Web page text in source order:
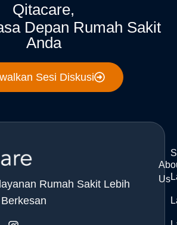
Qitacare,
Depan Rumah Sakit
Anda
Sesi Diskusi
Rumah Sakit Lebih
Us